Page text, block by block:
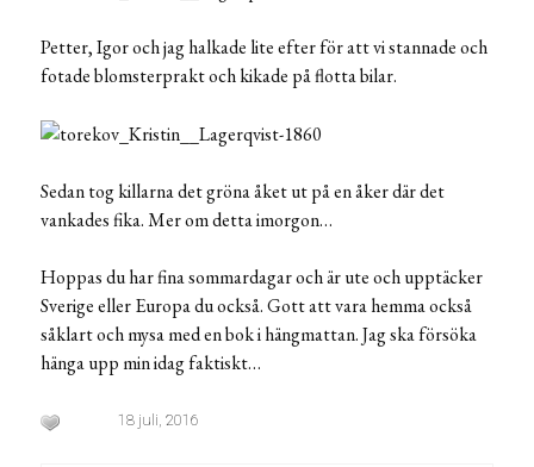
Petter, Igor och jag halkade lite efter för att vi stannade och
fotade blomsterprakt och kikade på flotta bilar.
Sedan tog killarna det gröna åket ut på en åker där det
vankades fika. Mer om detta imorgon…
Hoppas du har fina sommardagar och är ute och upptäcker
Sverige eller Europa du också. Gott att vara hemma också
såklart och mysa med en bok i hängmattan. Jag ska försöka
hänga upp min idag faktiskt…
18 juli, 2016